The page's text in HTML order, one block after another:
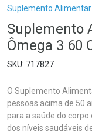
Breadcrumb
Suplemento Alimentar
Suplemento
Ômega 3 60
717827
O Suplemento
pessoas acima de 50
para a saúde do
dos níveis saudáveis